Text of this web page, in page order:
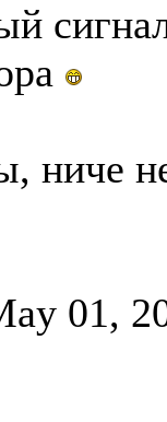
ниче
01,